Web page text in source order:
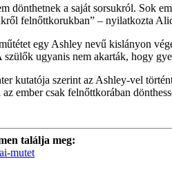
dönthetnek a saját sorsukról. Sok
felnőttkorukban” – nyilatkozta
egy Ashley nevű kislányon
ugyanis nem akarták, hogy
kutatója szerint az Ashley-vel
ember csak felnőttkorában
találja meg:
mutet